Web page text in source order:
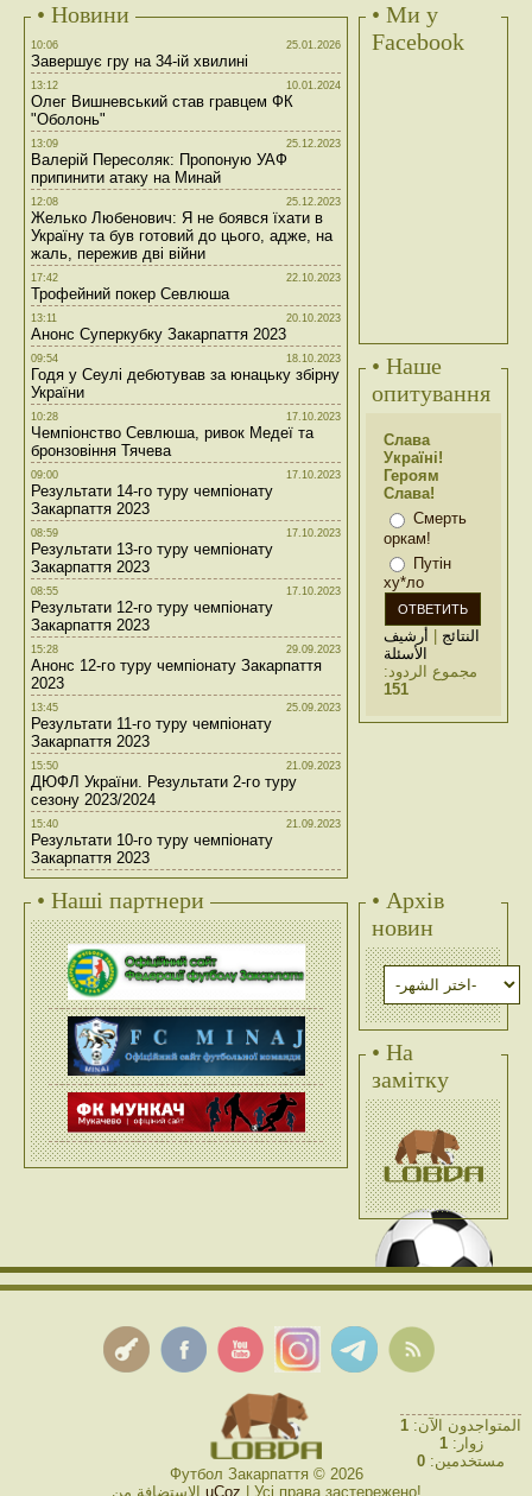
• Новини
10:06 25.01.2026
Завершує гру на 34-ій хвилині
13:12 10.01.2024
Олег Вишневський став гравцем ФК
"Оболонь"
13:09 25.12.2023
Валерій Пересоляк: Пропоную УАФ
припинити атаку на Минай
12:08 25.12.2023
Желько Любенович: Я не боявся їхати в
Україну та був готовий до цього, адже, на
жаль, пережив дві війни
17:42 22.10.2023
Трофейний покер Севлюша
13:11 20.10.2023
Анонс Суперкубку Закарпаття 2023
09:54 18.10.2023
Годя у Сеулі дебютував за юнацьку збірну
України
10:28 17.10.2023
Чемпіонство Севлюша, ривок Медеї та
бронзовіння Тячева
09:00 17.10.2023
Результати 14-го туру чемпіонату
Закарпаття 2023
08:59 17.10.2023
Результати 13-го туру чемпіонату
Закарпаття 2023
08:55 17.10.2023
Результати 12-го туру чемпіонату
Закарпаття 2023
15:28 29.09.2023
Анонс 12-го туру чемпіонату Закарпаття
2023
13:45 25.09.2023
Результати 11-го туру чемпіонату
Закарпаття 2023
15:50 21.09.2023
ДЮФЛ України. Результати 2-го туру
сезону 2023/2024
15:40 21.09.2023
Результати 10-го туру чемпіонату
Закарпаття 2023
• Ми у
Facebook
• Наше
опитування
Слава
Україні!
Героям
Слава!
Смерть
оркам!
Путін
ху*ло
النتائج | أرشيف
الأسئلة
مجموع الردود:
151
• Наші партнери
• Архів
новин
• На
замітку
Футбол Закарпаття © 2026
uCoz | Усі права застережено!
المتواجدون الآن: 1
زوار:1
مستخدمين: 0